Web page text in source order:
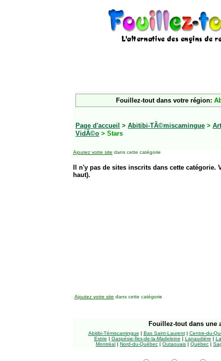
Fouillez-tout dans votre région:
Page d'accueil > Abitibi-TÃ©miscamingue >
VidÃ©o > Stars
Ajoutez votre site dans cette catégorie
Il n'y pas de sites inscrits dans cette
haut).
Ajoutez votre site dans cette catégorie
Fouillez-tout dans une
Abitibi-Témiscamingue | Bas Saint-Laurent| Centre-du-
Estrie | Gaspésie-Îles-de-la-Madeleine | Lanaudière |
Montréal | Nord-du-Québec | Outaouais | Québec |